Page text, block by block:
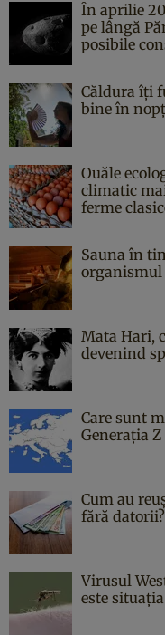
În aprilie
pe lângă
posibile
Căldura îți
bine în
Ouăle
climatic
ferme
Sauna în
organismul
Mata Hari,
devenind
Care sunt
Generația
Cum au
fără
Virusul
este